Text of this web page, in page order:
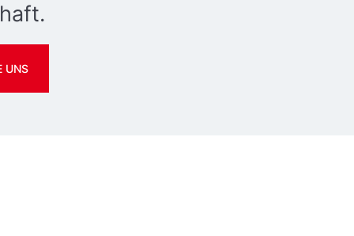
UNS